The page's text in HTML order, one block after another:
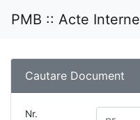
PMB :: Acte Interne
Cautare Document
Nr.